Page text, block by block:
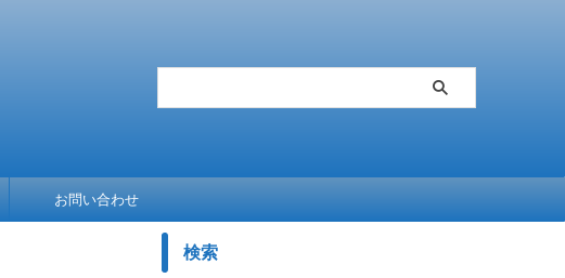
お問い合わせ
検索